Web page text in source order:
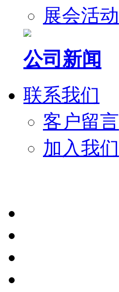
展会活动
公司新闻
联系我们
客户留言
加入我们